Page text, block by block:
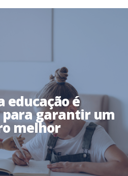
educação é
garantir um
melhor